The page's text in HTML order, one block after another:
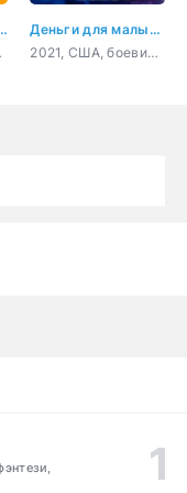
не хотела петь
Деньги для малышки
2021, США, боевик, триллер